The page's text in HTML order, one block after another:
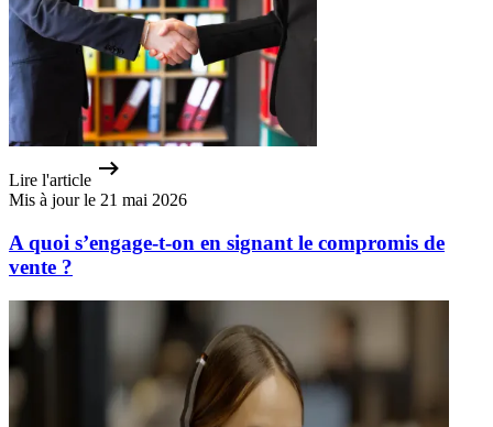
Lire l'article
Mis à jour le 21 mai 2026
A quoi s’engage-t-on en signant le compromis de
vente ?